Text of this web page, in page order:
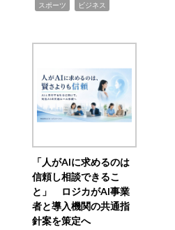
スポーツ ビジネス
「人がAIに求めるのは
信頼し相談できるこ
と」 ロジカがAI事業
者と導入機関の共通指
針案を策定へ